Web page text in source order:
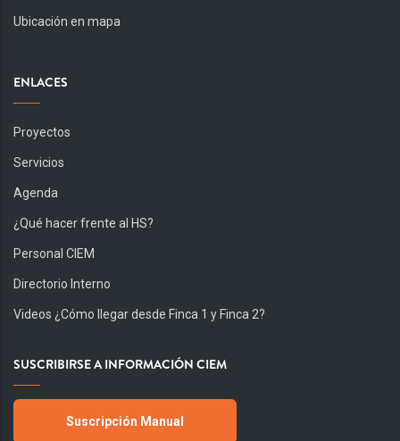
Ubicación en mapa
ENLACES
Proyectos
Servicios
Agenda
¿Qué hacer frente al HS?
Personal CIEM
Directorio Interno
Videos ¿Cómo llegar desde Finca 1 y Finca 2?
SUSCRIBIRSE A INFORMACIÓN CIEM
Suscripción Manual